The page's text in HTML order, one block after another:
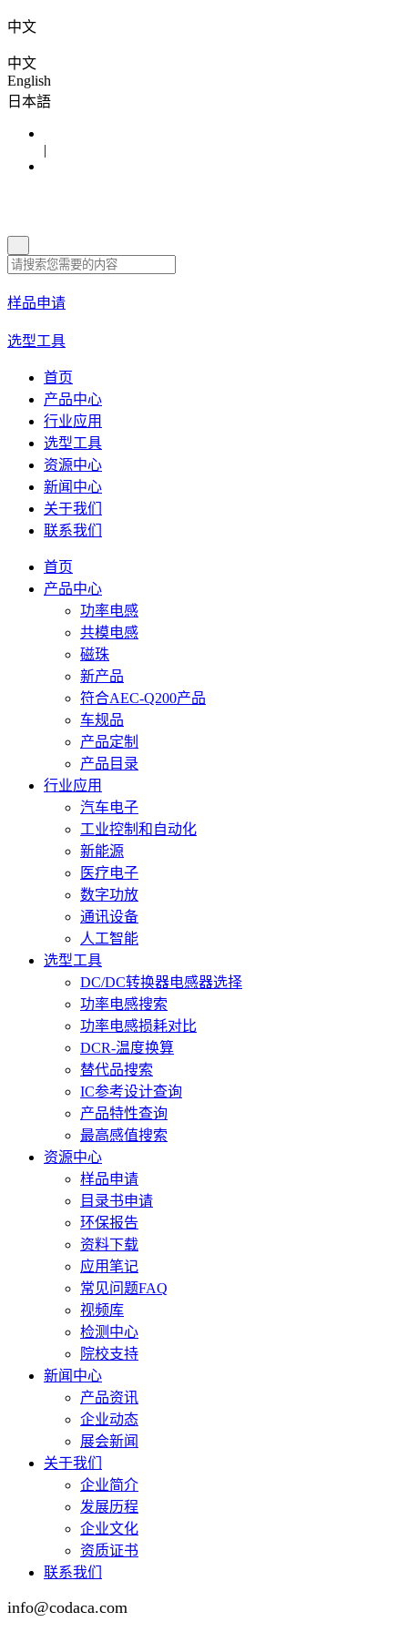
中文
中文
English
日本語
|
样品申请
选型工具
首页
产品中心
行业应用
选型工具
资源中心
新闻中心
关于我们
联系我们
首页
产品中心
功率电感
共模电感
磁珠
新产品
符合AEC-Q200产品
车规品
产品定制
产品目录
行业应用
汽车电子
工业控制和自动化
新能源
医疗电子
数字功放
通讯设备
人工智能
选型工具
DC/DC转换器电感器选择
功率电感搜索
功率电感损耗对比
DCR-温度换算
替代品搜索
IC参考设计查询
产品特性查询
最高感值搜索
资源中心
样品申请
目录书申请
环保报告
资料下载
应用笔记
常见问题FAQ
视频库
检测中心
院校支持
新闻中心
产品资讯
企业动态
展会新闻
关于我们
企业简介
发展历程
企业文化
资质证书
联系我们
info@codaca.com